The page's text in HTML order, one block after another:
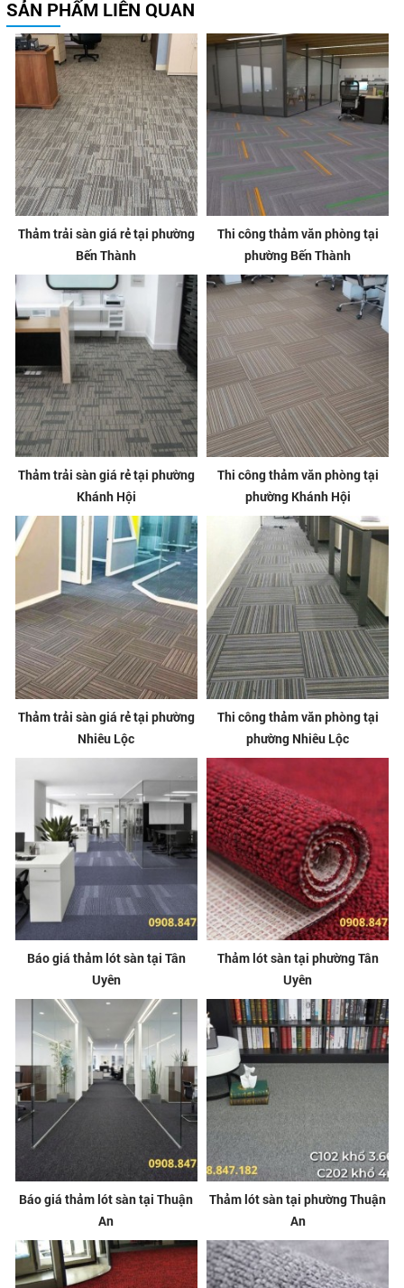
SẢN PHẨM LIÊN QUAN
Thảm trải sàn giá rẻ tại phường
Bến Thành
Thi công thảm văn phòng tại
phường Bến Thành
Thảm trải sàn giá rẻ tại phường
Khánh Hội
Thi công thảm văn phòng tại
phường Khánh Hội
Thảm trải sàn giá rẻ tại phường
Nhiêu Lộc
Thi công thảm văn phòng tại
phường Nhiêu Lộc
Báo giá thảm lót sàn tại Tân
Uyên
Thảm lót sàn tại phường Tân
Uyên
Báo giá thảm lót sàn tại Thuận
An
Thảm lót sàn tại phường Thuận
An